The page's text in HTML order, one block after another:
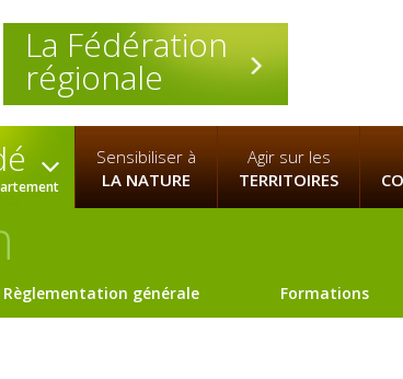
La Fédération
régionale
Sensibiliser à
LA NATURE
Agir sur les
TERRITOIRES
Règlementation générale Formations